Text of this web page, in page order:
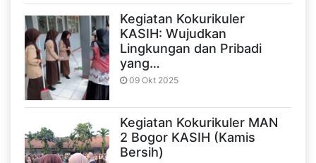
Kegiatan Kokurikuler
KASIH: Wujudkan
Lingkungan dan Pribadi
yang…
09 Okt 2025
Kegiatan Kokurikuler MAN
2 Bogor KASIH (Kamis
Bersih)